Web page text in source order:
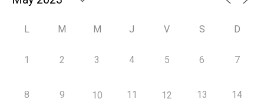
L M M J V S D
1 2 3 4 5 6 7
8 9 10 11 12 13 14